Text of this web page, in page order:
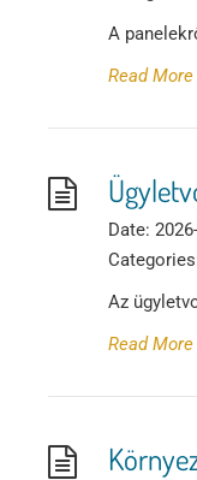
A
Read More
Date:
Az
Read More